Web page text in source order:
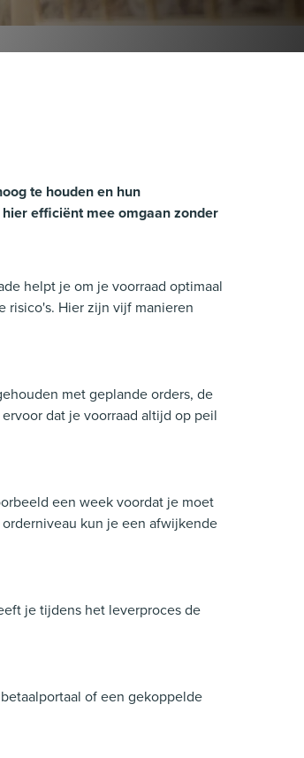
te houden en hun
efficiënt mee omgaan zonder
helpt je om je voorraad optimaal
risico's. Hier zijn vijf manieren
met geplande orders, de
dat je voorraad altijd op peil
een week voordat je moet
kun je een afwijkende
je tijdens het leverproces de
of een gekoppelde